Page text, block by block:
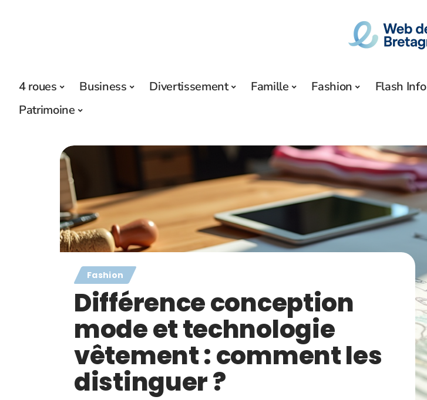
4 roues Business Divertissement Famille Fashion Flash Info
Patrimoine
Fashion
Différence conception
mode et technologie
vêtement : comment les
distinguer ?